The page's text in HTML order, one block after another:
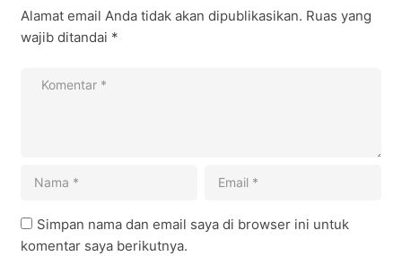
Alamat email Anda tidak akan dipublikasikan. Ruas yang
wajib ditandai *
Simpan nama dan email saya di browser ini untuk
komentar saya berikutnya.